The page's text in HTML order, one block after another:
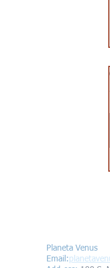
Planeta Venus
Email: